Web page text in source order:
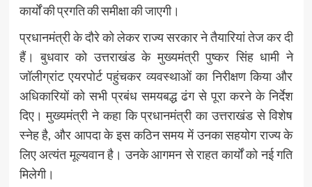
कार्यों की प्रगति की समीक्षा की जाएगी।
प्रधानमंत्री के दौरे को लेकर राज्य सरकार ने तैयारियां तेज कर दी
हैं। बुधवार को उत्तराखंड के मुख्यमंत्री पुष्कर सिंह धामी ने
जॉलीग्रांट एयरपोर्ट पहुंचकर व्यवस्थाओं का निरीक्षण किया और
अधिकारियों को सभी प्रबंध समयबद्ध ढंग से पूरा करने के निर्देश
दिए। मुख्यमंत्री ने कहा कि प्रधानमंत्री का उत्तराखंड से विशेष
स्नेह है, और आपदा के इस कठिन समय में उनका सहयोग राज्य के
लिए अत्यंत मूल्यवान है। उनके आगमन से राहत कार्यों को नई गति
मिलेगी।